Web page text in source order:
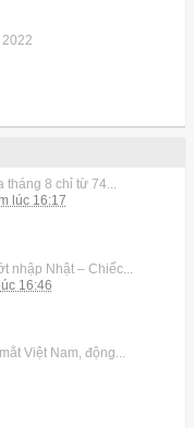
tháng 8 chỉ từ 74...
lúc 16:17
nhập Nhật – Chiếc...
16:46
Việt Nam, động...